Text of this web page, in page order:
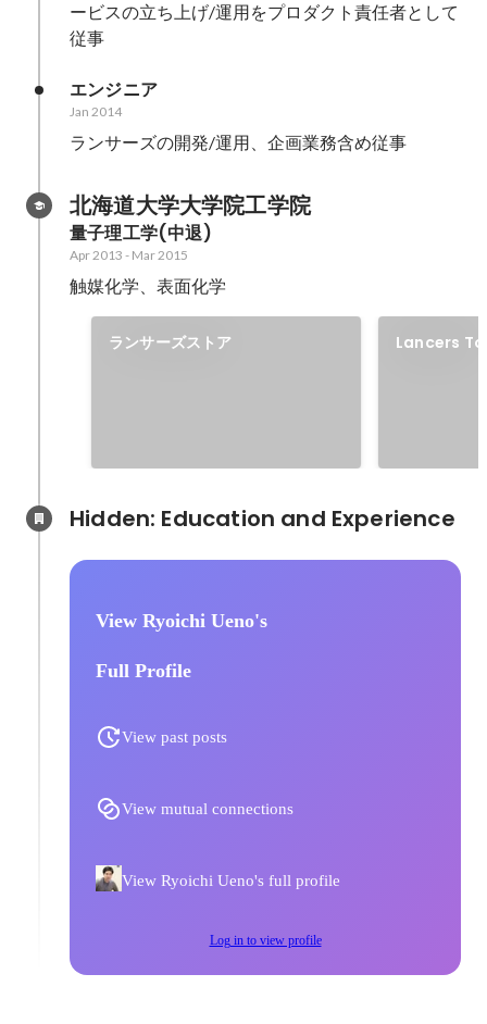
ービスの立ち上げ/運用をプロダクト責任者として
従事
エンジニア
Jan 2014
ランサーズの開発/運用、企画業務含め従事
北海道大学大学院工学院
量子理工学(中退)
Apr 2013 - Mar 2015
触媒化学、表面化学
ランサーズストア Lancers
View Ryoichi Ueno's
Full Profile
View past posts
View mutual connections
View Ryoichi Ueno's full profile
Log in to view profile